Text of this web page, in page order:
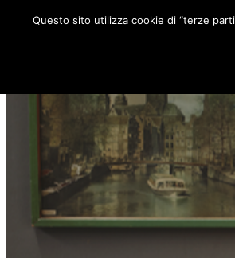
Questo sito utilizza cookie di “terze